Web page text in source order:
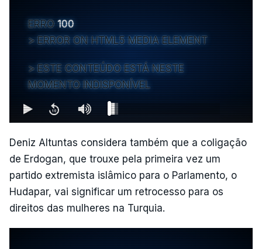
ERRO 100
ERROR ON HTML5 MEDIA ELEMENT
ESTE CONTEÚDO ESTÁ NESTE
MOMENTO INDISPONÍVEL
Deniz Altuntas considera também que a coligação
de Erdogan, que trouxe pela primeira vez um
partido extremista islâmico para o Parlamento, o
Hudapar, vai significar um retrocesso para os
direitos das mulheres na Turquia.